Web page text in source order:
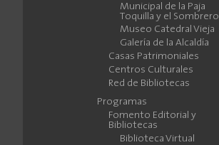
Municipal de la Paja
Toquilla y el Sombrero
Museo Catedral Vieja
Galería de la Alcaldía
Casas Patrimoniales
Centros Culturales
Red de Bibliotecas
Programas
Fomento Editorial y
Bibliotecas
Biblioteca Virtual